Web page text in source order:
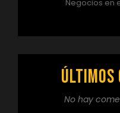
Negocios en
Últimos
No hay